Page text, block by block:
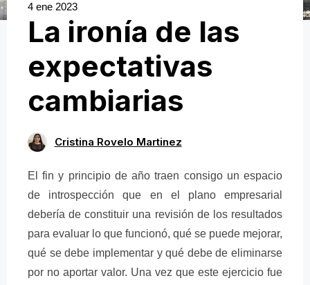
4 ene 2023
La ironía de las
expectativas
cambiarias
Cristina Rovelo Martinez
El fin y principio de año traen consigo un espacio
de introspección que en el plano empresarial
debería de constituir una revisión de los resultados
para evaluar lo que funcionó, qué se puede mejorar,
qué se debe implementar y qué debe de eliminarse
por no aportar valor. Una vez que este ejercicio fue